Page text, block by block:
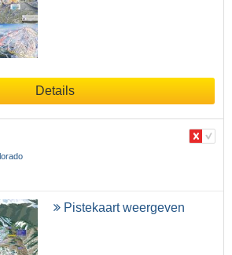
Details
Pistekaart weergeven